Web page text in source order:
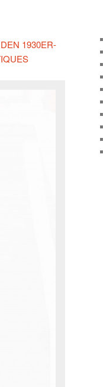
1930ER-